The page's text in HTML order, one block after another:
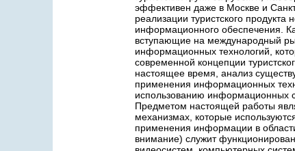
эффективен даже в Москве и
реализации туристского
информационного обеспечения.
вступающие на международный
информационных технологий,
современной концепции
настоящее время, анализ
применения информационных
использованию информационных
Предметом настоящей работы
механизмах, которые
применения информации в
внимание) служит